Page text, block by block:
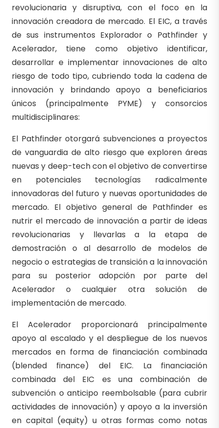
revolucionaria y disruptiva, con el foco en la
innovación creadora de mercado. El EIC, a través
de sus instrumentos Explorador o Pathfinder y
Acelerador, tiene como objetivo identificar,
desarrollar e implementar innovaciones de alto
riesgo de todo tipo, cubriendo toda la cadena de
innovación y brindando apoyo a beneficiarios
únicos (principalmente PYME) y consorcios
multidisciplinares:
El Pathfinder otorgará subvenciones a proyectos
de vanguardia de alto riesgo que exploren áreas
nuevas y deep-tech con el objetivo de convertirse
en potenciales tecnologías radicalmente
innovadoras del futuro y nuevas oportunidades de
mercado. El objetivo general de Pathfinder es
nutrir el mercado de innovación a partir de ideas
revolucionarias y llevarlas a la etapa de
demostración o al desarrollo de modelos de
negocio o estrategias de transición a la innovación
para su posterior adopción por parte del
Acelerador o cualquier otra solución de
implementación de mercado.
El Acelerador proporcionará principalmente
apoyo al escalado y el despliegue de los nuevos
mercados en forma de financiación combinada
(blended finance) del EIC. La financiación
combinada del EIC es una combinación de
subvención o anticipo reembolsable (para cubrir
actividades de innovación) y apoyo a la inversión
en capital (equity) u otras formas como notas